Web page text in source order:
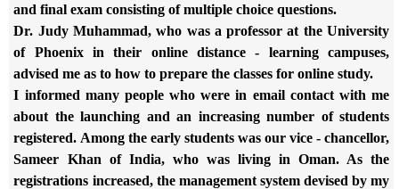
and final exam consisting of multiplechoice questions.
Dr. Judy Muhammad, who was a professor at the University
of Phoenix in
their online distance - learning campuses,
advised me as to how to preparethe classes for online study.
I informed many people who were in email contact with me
about the launching and an increasing number of students
registered. Among the early students was our vice - chancellor,
Sameer Khan of India, who was living in Oman. As the
registrations increased, the management system devised by my